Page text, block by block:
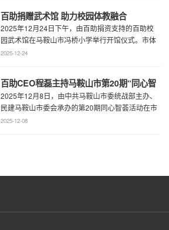
百助捐赠武术馆 助力校园体教融合
2025年12月24日下午，由百助捐资支持的百助校
园武术馆在马鞍山市冯桥小学举行开馆仪式。市体
育局王鹏处长、花山区教育局华俊局长、 ...
2025-12-24
百助CEO程磊主持马鞍山市第20期“同心智
荟” 共谋数字马鞍山超级门户建设新蓝图
2025年12月8日，由中共马鞍山市委统战部主办、
民建马鞍山市委会承办的第20期同心智荟活动在市
会议中心隆重举行。本期活动聚焦数智共 ...
2025-12-08